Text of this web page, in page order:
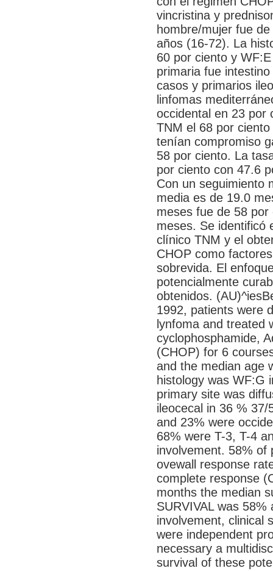
vincristina y
hombre/mujer fue
años (16-72). La
60 por ciento y
primaria fue
casos y primarios
linfomas
occidental en 23 por
TNM el 68 por
tenían compromiso
58 por ciento. La
por ciento con 47.6
Con un seguimiento
media es de 19.0
meses fue de 58
meses. Se identificó
clínico TNM y el
CHOP como
sobrevida. El
potencialmente
obtenidos.
1992, patients were
lynfoma and treated
cyclophosphamide,
(CHOP) for 6
and the median age
histology was WF:G
primary site was
ileocecal in 36 %
and 23% were
68% were T-3, T-4
involvement. 58% of
ovewall response
complete response
months the median
SURVIVAL was
involvement, clinical
were independent
necessary a
survival of these